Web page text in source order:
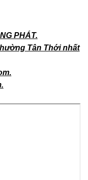
PHÁT.
Tân Thới nhất